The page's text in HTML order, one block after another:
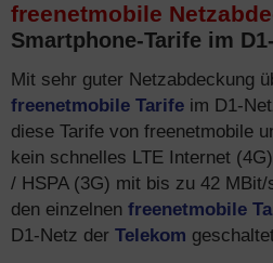
freenetmobile
Smartphone-Tarife im
Mit sehr guter Netzabdeckung
freenetmobile Tarife im D1-
diese Tarife von freenetmobile
kein schnelles LTE Internet
/ HSPA (3G) mit bis zu 42
den einzelnen freenetmobile
D1-Netz der Telekom